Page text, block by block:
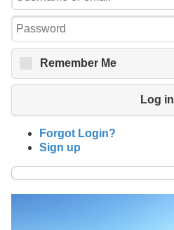
Remember Me
Log in
Forgot Login?
Sign up